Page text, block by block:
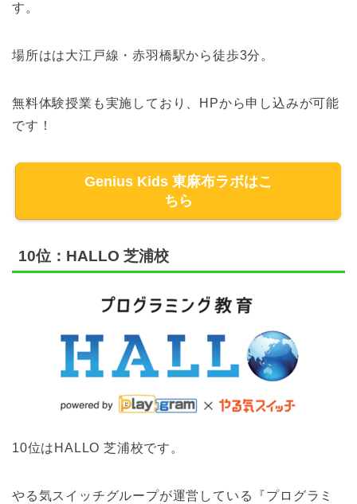
す。
場所はは大江戸線・赤羽橋駅から徒歩3分。
無料体験授業も実施しており、HPから申し込みが可能
です！
Genius Kids 東麻布ラボはこ
ちら
10位：HALLO 芝浦校
10位はHALLO 芝浦校です。
やる気スイッチグループが運営している『プログラミ